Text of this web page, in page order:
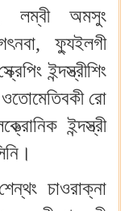
লম্বী অমসুং
ফ্যুইলগী
ইন্দস্ত্রীশিং
রো
ইন্দস্ত্রী
চাওরাক্না